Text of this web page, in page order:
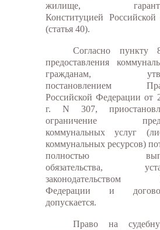
жилище,
Конституцией
(статья 40).
Согласно пункту
предоставления
гражданам,
постановлением
Российской Федерации от
г. N 307,
ограничение
коммунальных услуг
коммунальных ресурсов)
полностью
обязательства,
законодательством
Федерации и
допускается.
Право на